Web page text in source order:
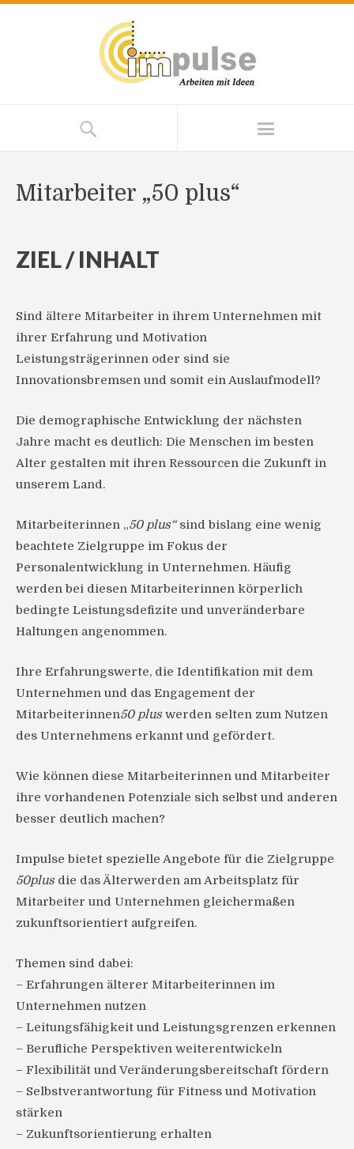
Mitarbeiter „50 plus“
ZIEL / INHALT
Sind ältere Mitarbeiter in ihrem Unternehmen mit
ihrer Erfahrung und Motivation
Leistungsträgerinnen oder sind sie
Innovationsbremsen und somit ein Auslaufmodell?
Die demographische Entwicklung der nächsten
Jahre macht es deutlich: Die Menschen im besten
Alter gestalten mit ihren Ressourcen die Zukunft in
unserem Land.
Mitarbeiterinnen „50 plus“sind bislang eine wenig
beachtete Zielgruppe im Fokus der
Personalentwicklung in Unternehmen. Häufig
werden bei diesen Mitarbeiterinnen körperlich
bedingte Leistungsdefizite und unveränderbare
Haltungen angenommen.
Ihre Erfahrungswerte, die Identifikation mit dem
Unternehmen und das Engagement der
Mitarbeiterinnen50 plus werden selten zum Nutzen
des Unternehmens erkannt und gefördert.
Wie können diese Mitarbeiterinnen und Mitarbeiter
ihre vorhandenen Potenziale sich selbst und anderen
besser deutlich machen?
Impulse bietet spezielle Angebote für die Zielgruppe
50plus die das Älterwerden am Arbeitsplatz für
Mitarbeiter und Unternehmen gleichermaßen
zukunftsorientiert aufgreifen.
Themen sind dabei:
– Erfahrungen älterer Mitarbeiterinnen im
Unternehmen nutzen
– Leitungsfähigkeit und Leistungsgrenzen erkennen
– Berufliche Perspektiven weiterentwickeln
– Flexibilität und Veränderungsbereitschaft fördern
– Selbstverantwortung für Fitness und Motivation
stärken
– Zukunftsorientierung erhalten